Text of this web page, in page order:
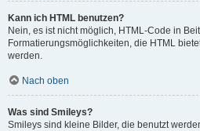
Kann ich HTML benutzen?
Nein, es ist nicht möglich, HTML-Code in
Formatierungsmöglichkeiten, die HTML
werden.
Nach oben
Was sind Smileys?
Smileys sind kleine Bilder, die benutzt